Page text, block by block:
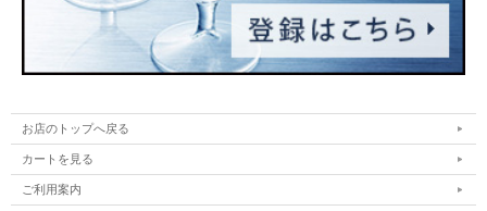
お店のトップへ戻る
カートを見る
ご利用案内